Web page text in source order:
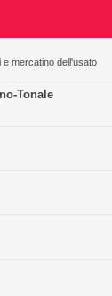
mercatino dell'usato
Tonale